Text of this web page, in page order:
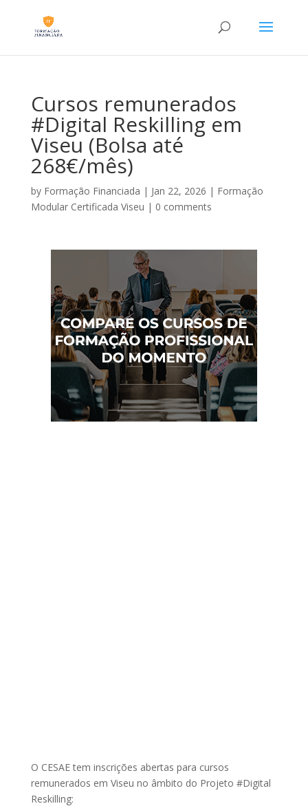
Cursos remunerados
#Digital Reskilling em
Viseu (Bolsa até
268€/mês)
by Formação Financiada | Jan 22, 2026 | Formação
Modular Certificada Viseu | 0 comments
O CESAE tem inscrições abertas para cursos
remunerados em Viseu no âmbito do Projeto #Digital
Reskilling: